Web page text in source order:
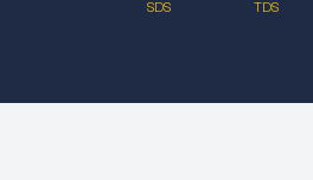
SDS TDS